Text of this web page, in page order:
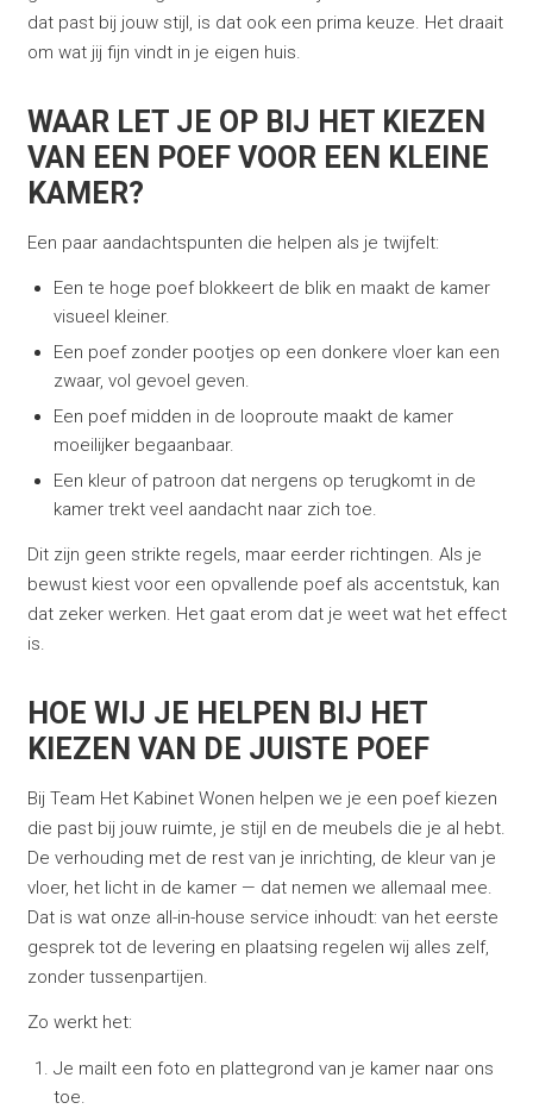
dat past bij jouw stijl, is dat ook een prima keuze. Het draait
om wat jij fijn vindt in je eigen huis.
WAAR LET JE OP BIJ HET KIEZEN
VAN EEN POEF VOOR EEN KLEINE
KAMER?
Een paar aandachtspunten die helpen als je twijfelt:
Een te hoge poef blokkeert de blik en maakt de kamer
visueel kleiner.
Een poef zonder pootjes op een donkere vloer kan een
zwaar, vol gevoel geven.
Een poef midden in de looproute maakt de kamer
moeilijker begaanbaar.
Een kleur of patroon dat nergens op terugkomt in de
kamer trekt veel aandacht naar zich toe.
Dit zijn geen strikte regels, maar eerder richtingen. Als je
bewust kiest voor een opvallende poef als accentstuk, kan
dat zeker werken. Het gaat erom dat je weet wat het effect
is.
HOE WIJ JE HELPEN BIJ HET
KIEZEN VAN DE JUISTE POEF
Bij Team Het Kabinet Wonen helpen we je een poef kiezen
die past bij jouw ruimte, je stijl en de meubels die je al hebt.
De verhouding met de rest van je inrichting, de kleur van je
vloer, het licht in de kamer — dat nemen we allemaal mee.
Dat is wat onze all-in-house service inhoudt: van het eerste
gesprek tot de levering en plaatsing regelen wij alles zelf,
zonder tussenpartijen.
Zo werkt het:
Je mailt een foto en plattegrond van je kamer naar ons
toe.